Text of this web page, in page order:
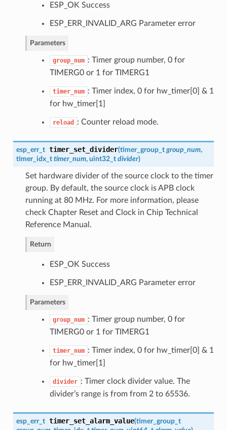
ESP_OK Success
ESP_ERR_INVALID_ARG Parameter error
Parameters
group_num : Timer group number, 0 for
TIMERG0 or 1 for TIMERG1
timer_num : Timer index, 0 for hw_timer[0] & 1
for hw_timer[1]
reload : Counter reload mode.
esp_err_t timer_set_divider(timer_group_t group_num,
timer_idx_t timer_num, uint32_t divider)
Set hardware divider of the source clock to the timer
group. By default, the source clock is APB clock
running at 80 MHz. For more information, please
check Chapter Reset and Clock in Chip Technical
Reference Manual.
Return
ESP_OK Success
ESP_ERR_INVALID_ARG Parameter error
Parameters
group_num : Timer group number, 0 for
TIMERG0 or 1 for TIMERG1
timer_num : Timer index, 0 for hw_timer[0] & 1
for hw_timer[1]
divider : Timer clock divider value. The
divider’s range is from from 2 to 65536.
esp_err_t timer_set_alarm_value(timer_group_t